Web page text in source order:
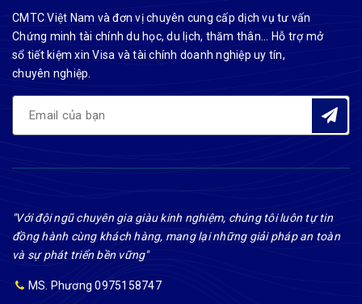
CMTC Việt Nam và đơn vị chuyên cung cấp dịch vụ tư vấn
Chứng minh tài chính du học, du lịch, thăm thân... Hỗ trợ mở
sổ tiết kiệm xin Visa và tài chính doanh nghiệp uy tín,
chuyên nghiệp.
"Với đội ngũ chuyên gia giàu kinh nghiệm, chúng tôi luôn tự tin
đồng hành cùng khách hàng, mang lại những giải pháp an toàn
và sự phát triển bền vững"
MS. Phương 0975158747